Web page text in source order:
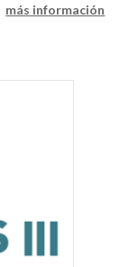
más información